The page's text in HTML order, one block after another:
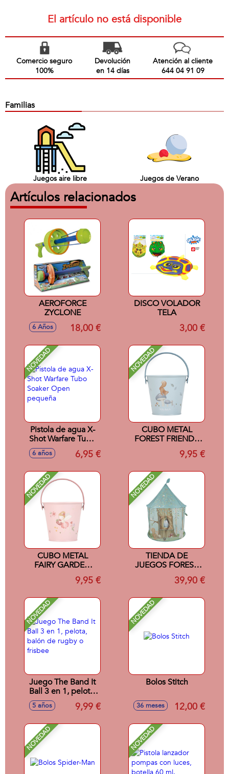
El artículo no está disponible
Comercio seguro
100%
Devolución
en 14 días
Atención al cliente
644 04 91 09
Familias
Juegos aire libre Juegos de Verano
Artículos relacionados
AEROFORCE
ZYCLONE
6 Años 18,00 €
DISCO VOLADOR
TELA
3,00 €
NOVEDAD
Pistola de agua X-
Shot Warfare Tubo
Soaker Open
pequeña
6 años 6,95 €
NOVEDAD
CUBO METAL
FOREST FRIENDS
LITTLE DUTCH
9,95 €
NOVEDAD
CUBO METAL
FAIRY GARDEN
LITTLE DUTCH
9,95 €
NOVEDAD
TIENDA DE
JUEGOS FOREST
FRIENDS LITTLE
39,90 €
NOVEDAD
Juego The Band It
Ball 3 en 1, pelota,
balón de rugby o
frisbee
5 años 9,99 €
NOVEDAD
Bolos Stitch
36 meses 12,00 €
NOVEDAD NOVEDAD